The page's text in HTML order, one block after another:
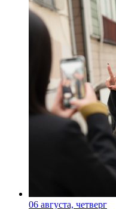
06 августа, четверг